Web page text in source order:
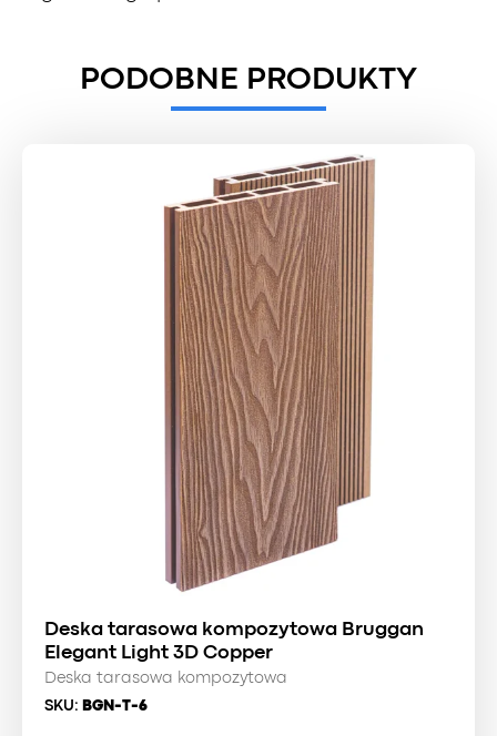
PODOBNE PRODUKTY
Deska tarasowa kompozytowa Bruggan
Elegant Light 3D Copper
Deska tarasowa kompozytowa
SKU: BGN-T-6